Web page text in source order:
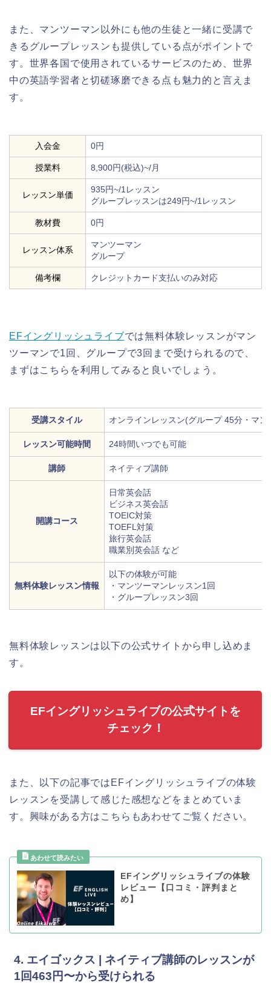
また、マンツーマン以外にも他の生徒と一緒に受講で
きるグループレッスンも提供している点がポイントで
す。世界各国で使用されているサービスのため、世界
中の英語学習者と切磋琢磨できる点も魅力的と言えま
す。
入会金 0円
授業料 8,900円(税込)~/月
レッスン単価
935円~/1レッスン
グループレッスンは249円~/1レッスン
教材費 0円
レッスン体系
マンツーマン
グループ
備考欄 クレジットカード支払いのみ対応
EFイングリッシュライブでは無料体験レッスンがマン
ツーマンで1回、グループで3回まで受けられるので、
まずはこちらを利用してみると良いでしょう。
受講スタイル オンラインレッスン(グループ 45分・マ
レッスン可能時間 24時間いつでも可能
講師 ネイティブ講師
開講コース
日常英会話
ビジネス英会話
TOEIC対策
TOEFL対策
旅行英会話
職業別英会話 など
無料体験レッスン情報
以下の体験が可能
・マンツーマンレッスン1回
・グループレッスン3回
無料体験レッスンは以下の公式サイトから申し込めま
す。
EFイングリッシュライブの公式サイトを
チェック！
また、以下の記事ではEFイングリッシュライブの体験
レッスンを受講して感じた感想などをまとめていま
す。興味がある方はこちらもあわせてご覧ください。
EFイングリッシュライブの体験
レビュー【口コミ・評判まと
め】
4. エイゴックス | ネイティブ講師のレッスンが
1回463円〜から受けられる